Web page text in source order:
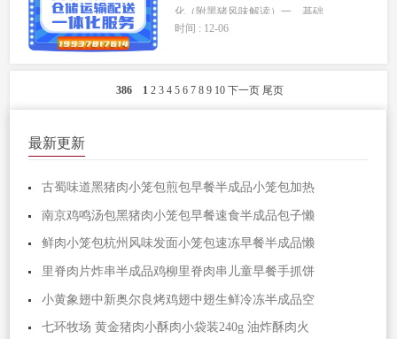
化（附黑猪风味解读）一、基础...
时间 : 12-06
386 1 2 3 4 5 6 7 8 9 10 下一页 尾页
最新更新
古蜀味道黑猪肉小笼包煎包早餐半成品小笼包加热
南京鸡鸣汤包黑猪肉小笼包早餐速食半成品包子懒
鲜肉小笼包杭州风味发面小笼包速冻早餐半成品懒
里脊肉片炸串半成品鸡柳里脊肉串儿童早餐手抓饼
小黄象翅中新奥尔良烤鸡翅中翅生鲜冷冻半成品空
七环牧场 黄金猪肉小酥肉小袋装240g 油炸酥肉火